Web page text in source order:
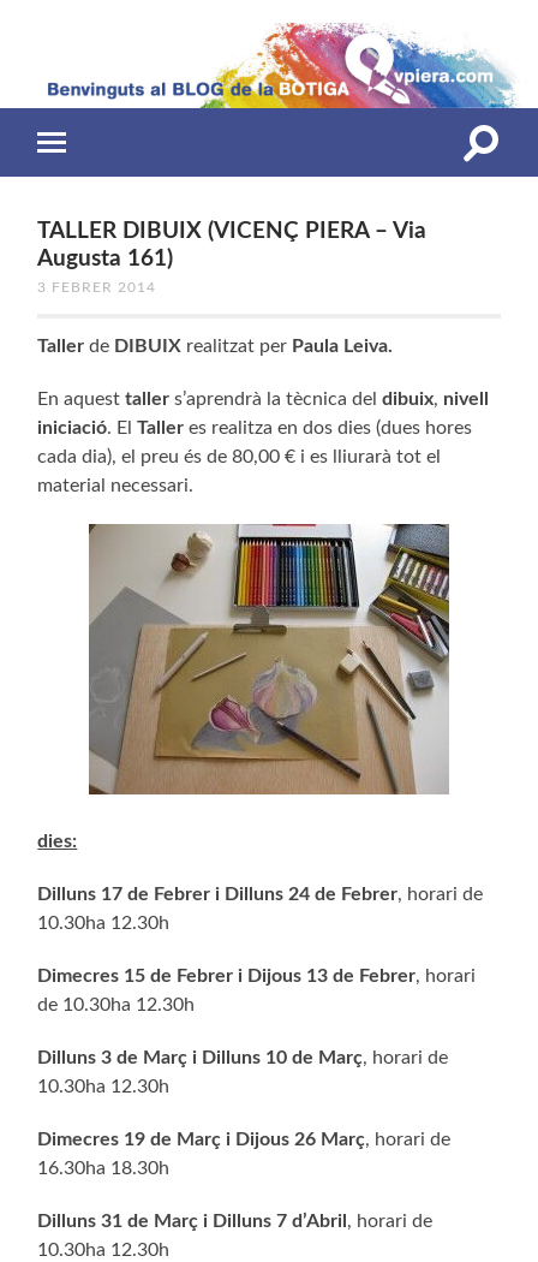
mobile
Toggle
TALLER DIBUIX (VICENÇ PIERA – Via
Augusta 161)
3 FEBRER 2014
Taller de DIBUIX realitzat per Paula Leiva.
En aquest taller s’aprendrà la tècnica deldibuix, nivell
iniciació. ElTaller es realitza en dos dies (dues hores
cada dia), el preu és de 80,00 € i es lliurarà tot el
material necessari.
dies:
Dilluns 17 de Febrer i Dilluns 24 de Febrer, horari de
10.30ha 12.30h
Dimecres 15 de Febrer i Dijous 13 de Febrer, horari
de 10.30ha 12.30h
Dilluns 3 de Març i Dilluns 10 de Març, horari de
10.30ha 12.30h
Dimecres 19 de Març i Dijous 26 Març, horari de
16.30ha 18.30h
Dilluns 31 de Març i Dilluns 7 d’Abril , horari de
10.30ha 12.30h